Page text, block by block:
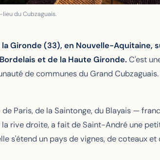
du Cubzaguais.
Gironde (33), en Nouvelle-Aquitaine,
et de la Haute Gironde. C'est
de communes du Grand
Paris, de la Saintonge, du Blayais —
rive droite, a fait de Saint-André une
s'étend un pays de vignes, de coteaux